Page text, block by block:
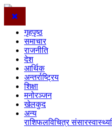
गृहपृष्ठ
समाचार
राजनीति
देश
आर्थिक
अन्तर्राष्ट्रिय
शिक्षा
मनोरञ्जन
खेलकुद
अन्य
राशिफलविचित्र संसारस्वास्थ्य